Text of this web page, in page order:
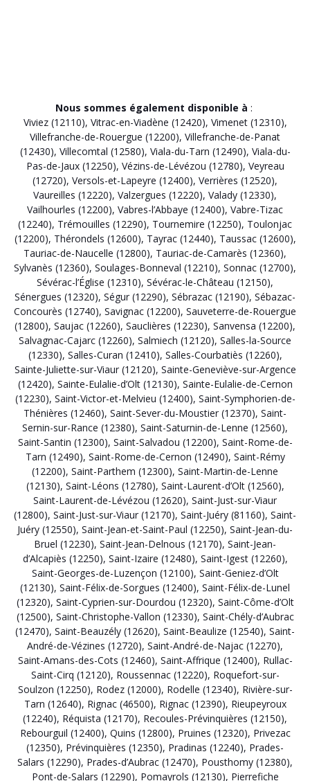
Nous sommes également disponible à :
Viviez (12110), Vitrac-en-Viadène (12420), Vimenet (12310),
Villefranche-de-Rouergue (12200), Villefranche-de-Panat
(12430), Villecomtal (12580), Viala-du-Tarn (12490), Viala-du-
Pas-de-Jaux (12250), Vézins-de-Lévézou (12780), Veyreau
(12720), Versols-et-Lapeyre (12400), Verrières (12520),
Vaureilles (12220), Valzergues (12220), Valady (12330),
Vailhourles (12200), Vabres-l’Abbaye (12400), Vabre-Tizac
(12240), Trémouilles (12290), Tournemire (12250), Toulonjac
(12200), Thérondels (12600), Tayrac (12440), Taussac (12600),
Tauriac-de-Naucelle (12800), Tauriac-de-Camarès (12360),
Sylvanès (12360), Soulages-Bonneval (12210), Sonnac (12700),
Sévérac-l’Église (12310), Sévérac-le-Château (12150),
Sénergues (12320), Ségur (12290), Sébrazac (12190), Sébazac-
Concourès (12740), Savignac (12200), Sauveterre-de-Rouergue
(12800), Saujac (12260), Sauclières (12230), Sanvensa (12200),
Salvagnac-Cajarc (12260), Salmiech (12120), Salles-la-Source
(12330), Salles-Curan (12410), Salles-Courbatiès (12260),
Sainte-Juliette-sur-Viaur (12120), Sainte-Geneviève-sur-Argence
(12420), Sainte-Eulalie-d’Olt (12130), Sainte-Eulalie-de-Cernon
(12230), Saint-Victor-et-Melvieu (12400), Saint-Symphorien-de-
Thénières (12460), Saint-Sever-du-Moustier (12370), Saint-
Sernin-sur-Rance (12380), Saint-Saturnin-de-Lenne (12560),
Saint-Santin (12300), Saint-Salvadou (12200), Saint-Rome-de-
Tarn (12490), Saint-Rome-de-Cernon (12490), Saint-Rémy
(12200), Saint-Parthem (12300), Saint-Martin-de-Lenne
(12130), Saint-Léons (12780), Saint-Laurent-d’Olt (12560),
Saint-Laurent-de-Lévézou (12620), Saint-Just-sur-Viaur
(12800), Saint-Just-sur-Viaur (12170), Saint-Juéry (81160), Saint-
Juéry (12550), Saint-Jean-et-Saint-Paul (12250), Saint-Jean-du-
Bruel (12230), Saint-Jean-Delnous (12170), Saint-Jean-
d’Alcapiès (12250), Saint-Izaire (12480), Saint-Igest (12260),
Saint-Georges-de-Luzençon (12100), Saint-Geniez-d’Olt
(12130), Saint-Félix-de-Sorgues (12400), Saint-Félix-de-Lunel
(12320), Saint-Cyprien-sur-Dourdou (12320), Saint-Côme-d’Olt
(12500), Saint-Christophe-Vallon (12330), Saint-Chély-d’Aubrac
(12470), Saint-Beauzély (12620), Saint-Beaulize (12540), Saint-
André-de-Vézines (12720), Saint-André-de-Najac (12270),
Saint-Amans-des-Cots (12460), Saint-Affrique (12400), Rullac-
Saint-Cirq (12120), Roussennac (12220), Roquefort-sur-
Soulzon (12250), Rodez (12000), Rodelle (12340), Rivière-sur-
Tarn (12640), Rignac (46500), Rignac (12390), Rieupeyroux
(12240), Réquista (12170), Recoules-Prévinquières (12150),
Rebourguil (12400), Quins (12800), Pruines (12320), Privezac
(12350), Prévinquières (12350), Pradinas (12240), Prades-
Salars (12290), Prades-d’Aubrac (12470), Pousthomy (12380),
Pont-de-Salars (12290), Pomayrols (12130), Pierrefiche